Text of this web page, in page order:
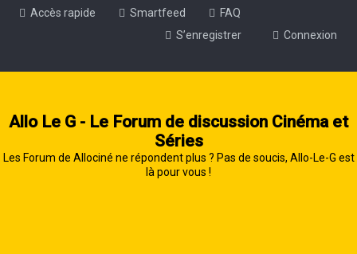
Accès rapide Smartfeed
FAQ
Connexion
S’enregistrer
Allo Le G - Le Forum de discussion Cinéma et
Séries
Les Forum de Allociné ne répondent plus ? Pas de soucis, Allo-Le-G est
là pour vous !